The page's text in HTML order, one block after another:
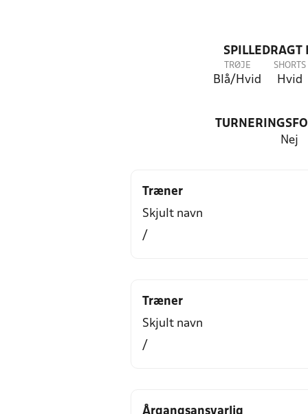
SPILLEDRAGT
TRØJE
Blå/Hvid
SHORTS
Hvid
Nej
Træner
Skjult navn
/
Træner
Skjult navn
/
Årgangsansvarlig